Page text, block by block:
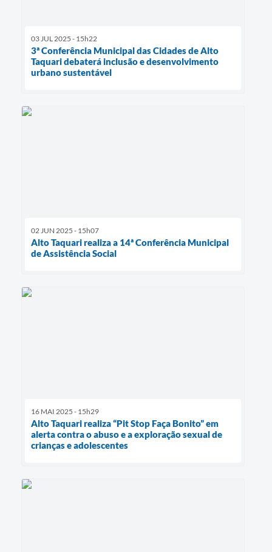
03 JUL 2025 - 15h22
3ª Conferência Municipal das Cidades de Alto
Taquari debaterá inclusão e desenvolvimento
urbano sustentável
02 JUN 2025 - 15h07
Alto Taquari realiza a 14ª Conferência Municipal
de Assistência Social
16 MAI 2025 - 15h29
Alto Taquari realiza “Pit Stop Faça Bonito” em
alerta contra o abuso e a exploração sexual de
crianças e adolescentes